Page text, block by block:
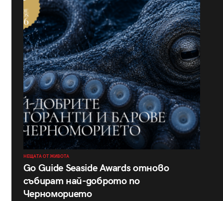
НЕЩАТА ОТ ЖИВОТА
Go Guide Seaside Awards отново
събират най-доброто по
Черноморието